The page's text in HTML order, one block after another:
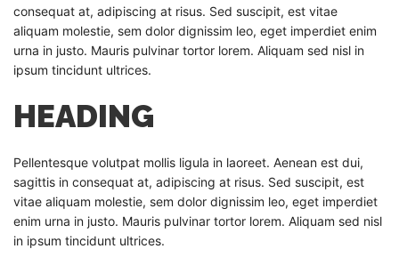
consequat at, adipiscing at risus. Sed suscipit, est vitae
aliquam molestie, sem dolor dignissim leo, eget imperdiet enim
urna in justo. Mauris pulvinar tortor lorem. Aliquam sed nisl in
ipsum tincidunt ultrices.
HEADING
Pellentesque volutpat mollis ligula in laoreet. Aenean est dui,
sagittis in consequat at, adipiscing at risus. Sed suscipit, est
vitae aliquam molestie, sem dolor dignissim leo, eget imperdiet
enim urna in justo. Mauris pulvinar tortor lorem. Aliquam sed nisl
in ipsum tincidunt ultrices.